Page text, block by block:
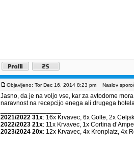
Objavljeno: Tor Dec 16, 2014 8:23 pm Naslov
Jasno, da je na voljo vse, kar za avtodome
naravnost na recepcijo enega ali drugega
2021/2022 31x: 16x Krvavec, 6x Golte, 2x
2022/2023 21x: 11x Krvavec, 1x Cortina
2023/2024 20x: 12x Krvavec, 4x Kronplatz, 4x